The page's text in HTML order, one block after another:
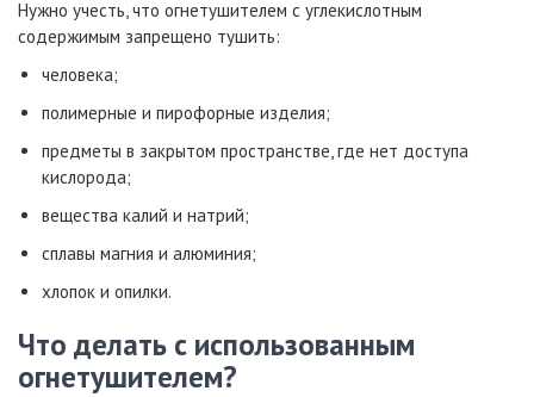
Нужно учесть, что огнетушителем с углекислотным
содержимым запрещено тушить:
человека;
полимерные и пирофорные изделия;
предметы в закрытом пространстве, где нет доступа
кислорода;
вещества калий и натрий;
сплавы магния и алюминия;
хлопок и опилки.
Что делать с использованным
огнетушителем?